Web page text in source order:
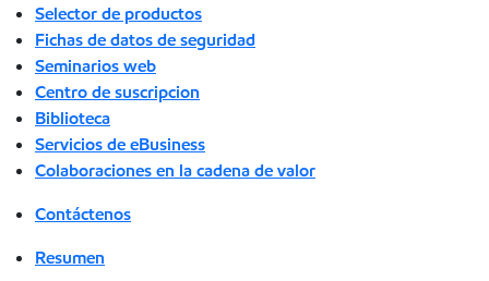
Selector de productos
Fichas de datos de seguridad
Seminarios web
Centro de suscripcion
Biblioteca
Servicios de eBusiness
Colaboraciones en la cadena de valor
Contáctenos
Resumen